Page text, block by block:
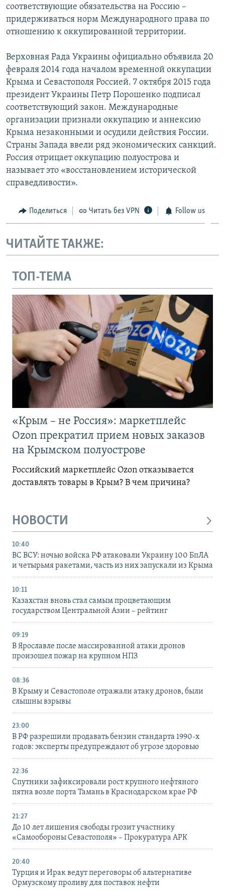
соответствующие обязательства на Россию –
придерживаться норм Международного права по
отношению к оккупированной территории.
Верховная Рада Украины официально объявила 20
февраля 2014 года началом временной оккупации
Крыма и Севастополя Россией. 7 октября 2015 года
президент Украины Петр Порошенко подписал
соответствующий закон. Международные
организации признали оккупацию и аннексию
Крыма незаконными и осудили действия России.
Страны Запада ввели ряд экономических санкций.
Россия отрицает оккупацию полуострова и
называет это «восстановлением исторической
справедливости».
Поделиться Читать без VPN Follow us
ЧИТАЙТЕ ТАКЖЕ:
ТОП-ТЕМА
«Крым – не Россия»: маркетплейс
Ozon прекратил прием новых заказов
на Крымском полуострове
Российский маркетплейс Ozon отказывается
доставлять товары в Крым? В чем причина?
НОВОСТИ
10:40
ВС ВСУ: ночью войска РФ атаковали Украину 100 БпЛА
и четырьмя ракетами, часть из них запускали из Крыма
10:11
Казахстан вновь стал самым процветающим
государством Центральной Азии – рейтинг
09:19
В Ярославле после массированной атаки дронов
произошел пожар на крупном НПЗ
08:36
В Крыму и Севастополе отражали атаку дронов, были
слышны взрывы
23:00
В РФ разрешили продавать бензин стандарта 1990-х
годов: эксперты предупреждают об угрозе здоровью
22:36
Спутники зафиксировали рост крупного нефтяного
пятна возле порта Тамань в Краснодарском крае РФ
21:27
До 10 лет лишения свободы грозит участнику
«Самообороны Севастополя» – Прокуратура АРК
20:40
Турция и Ирак ведут переговоры об альтернативе
Ормузскому проливу для поставок нефти